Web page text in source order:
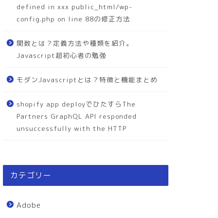
defined in xxx public_html/wp-
config.php on line 88の修正方法
関数とは？定義方法や種類を紹介。
Javascript超初心者の勉強
モダンJavascriptとは？特徴と機能まとめ
shopify app deployでひたすらThe
Partners GraphQL API responded
unsuccessfully with the HTTP
カテゴリー
Adobe